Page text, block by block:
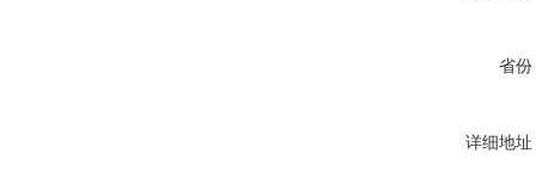
省份
详细地址